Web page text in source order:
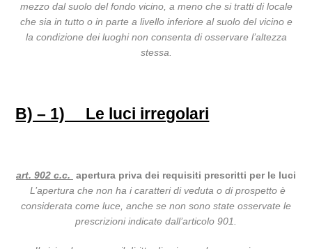
mezzo dal suolo del fondo vicino, a meno che si tratti di locale
che sia in tutto o in parte a livello inferiore al suolo del vicino e
la condizione dei luoghi non consenta di osservare l’altezza
stessa.
B) – 1) Le luci irregolari
art. 902 c.c. apertura priva dei requisiti prescritti per le luci
L’apertura che non ha i caratteri di veduta o di prospetto è
considerata come luce, anche se non sono state osservate le
prescrizioni indicate dall’articolo 901.